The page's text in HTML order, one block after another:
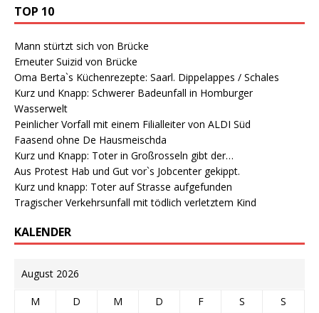
TOP 10
Mann stürtzt sich von Brücke
Erneuter Suizid von Brücke
Oma Berta`s Küchenrezepte: Saarl. Dippelappes / Schales
Kurz und Knapp: Schwerer Badeunfall in Homburger
Wasserwelt
Peinlicher Vorfall mit einem Filialleiter von ALDI Süd
Faasend ohne De Hausmeischda
Kurz und Knapp: Toter in Großrosseln gibt der…
Aus Protest Hab und Gut vor`s Jobcenter gekippt.
Kurz und knapp: Toter auf Strasse aufgefunden
Tragischer Verkehrsunfall mit tödlich verletztem Kind
KALENDER
August 2026
M D M D F S
S